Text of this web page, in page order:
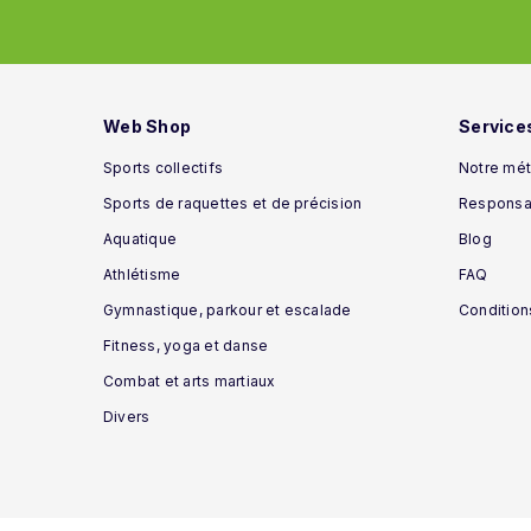
Web Shop
Sports collectifs
Sports de raquettes et de précision
Aquatique
Athlétisme
Gymnastique, parkour et escalade
Fitness, yoga et danse
Combat et arts martiaux
Divers
Notre
Blog
FAQ